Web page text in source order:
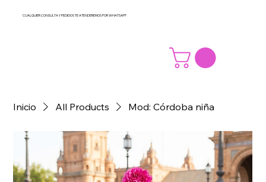
CUALQUIER CONSULTA Y PEDIDOS TE ATENDEREMOS POR WHATSAPP
Inicio All Products Mod: Córdoba niña